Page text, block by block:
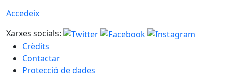
Accedeix
Xarxes socials:
Crèdits
Contactar
Protecció de dades